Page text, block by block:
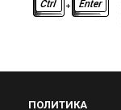
ПОЛИТИКА